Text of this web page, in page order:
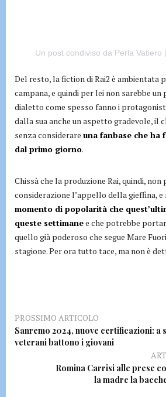
Un post condiviso da Perla Vatiero
Del resto, la fiction di Rai2 è ambientata
campana, e quindi per lei non sarebbe
dialetto come spesso fanno i
dalla sua anche un aspetto gradevole, il
senza considerare una fanbase che
dal primo giorno.
Chissà che la produzione Rai, quindi, non
considerazione l’appello della gieffina, e
momento di popolarità che
queste settimanee che potrebbe
quello già poderoso che segue Mare
stagione. Per ora tutto tace, ma non è
PROSSIMO ARTICOLO
Sanremo 2024, nuove certificazioni: a
veterani battono i giovani
Romina Carrisi alle prese
la madre la